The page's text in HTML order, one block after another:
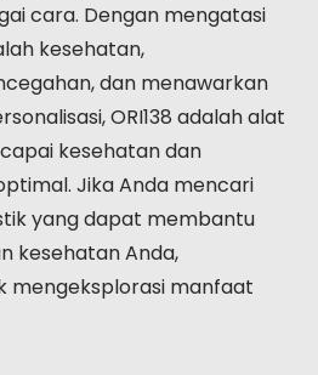
cara. Dengan mengatasi
kesehatan,
dan menawarkan
ORI138 adalah alat
kesehatan dan
Jika Anda mencari
yang dapat membantu
kesehatan Anda,
mengeksplorasi manfaat